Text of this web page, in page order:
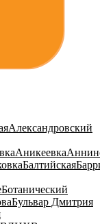
Александровский
Аникеевка
Балтийская
Ботанический
Бульвар Дмитрия